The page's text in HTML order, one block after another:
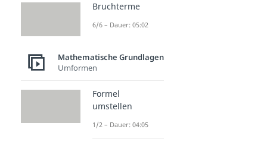
Bruchterme
6/6 – Dauer: 05:02
Mathematische Grundlagen
Umformen
Formel
umstellen
1/2 – Dauer: 04:05